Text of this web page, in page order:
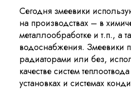
Сегодня змеевики
на производствах – в
металлообработке и т.п., а
водоснабжения. Змеевики
радиаторами или без,
качестве систем
установках и системах